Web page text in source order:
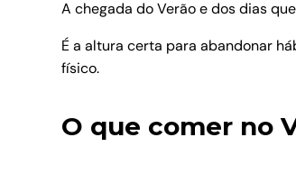
A chegada do Verão e dos dias
É a altura certa para abandonar
físico.
O que comer no